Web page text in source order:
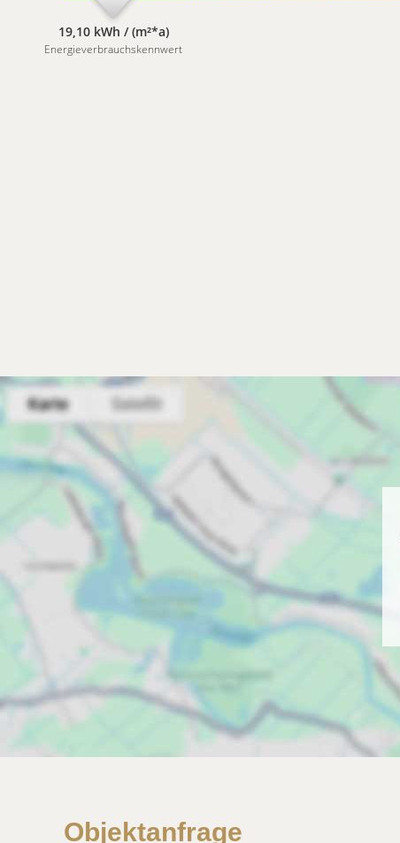
19,10 kWh / (m²*a)
Energieverbrauchskennwert
Objektanfrage